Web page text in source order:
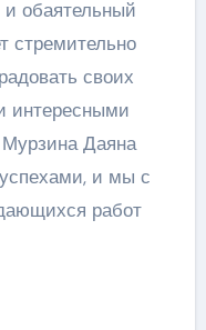
обаятельный
стремительно
своих
интересными
Даяна
и мы с
работ